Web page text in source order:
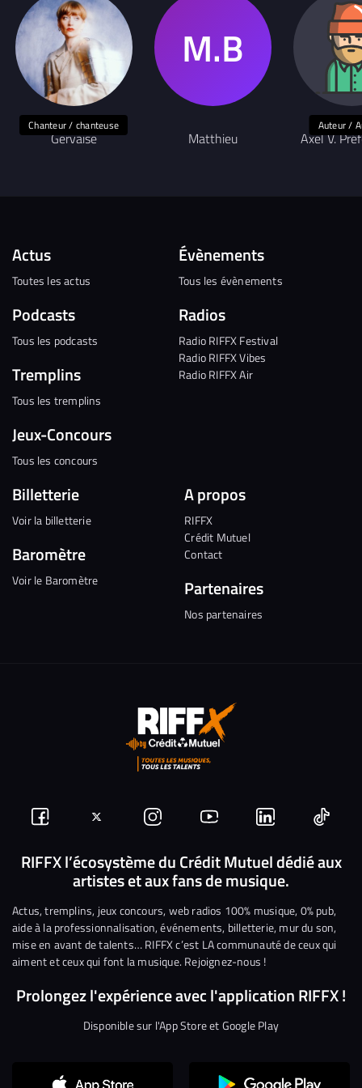
Chanteur / chanteuse
Gervaise Matthieu
Auteur /
Axel V.
Actus
Toutes les actus
Podcasts
Tous les podcasts
Tremplins
Tous les tremplins
Jeux-Concours
Tous les concours
Évènements
Tous les évènements
Radios
Radio RIFFX Festival
Radio RIFFX Vibes
Radio RIFFX Air
Billetterie
Voir la billetterie
Baromètre
Voir le Baromètre
A propos
RIFFX
Crédit Mutuel
Contact
Partenaires
Nos partenaires
Suivez-
nous
Facebook
Suivez-
nous
sur
Twitter
Nous
rejoindre
sur
Instagram
Nous
rejoindre
sur
YouTube
Nous
rejoindre
sur
Linkedin
Nous
RIFFX l’écosystème du Crédit Mutuel dédié aux
artistes et aux fans de musique.
Actus, tremplins, jeux concours, web radios 100% musique, 0% pub,
aide à la professionnalisation, événements, billetterie, mur du son,
mise en avant de talents… RIFFX c’est LA communauté de ceux qui
aiment et ceux qui font la musique. Rejoignez-nous !
Prolongez l'expérience avec l'application RIFFX !
Disponible sur l'App Store et Google Play